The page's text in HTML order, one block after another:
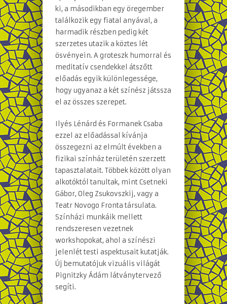
ki, a másodikban egy öregember
találkozik egy fiatal anyával, a
harmadik részben pedig két
szerzetes utazik a köztes lét
ösvényein. A groteszk humorral és
meditatív csendekkel átszőtt
előadás egyik különlegessége,
hogy ugyanaz a két színész játssza
el az összes szerepet.
Ilyés Lénárd és Formanek Csaba
ezzel az előadással kívánja
összegezni az elmúlt években a
fizikai színház területén szerzett
tapasztalatait. Többek között olyan
alkotóktól tanultak, mint Csetneki
Gábor, Oleg Zsukovszkij, vagy a
Teatr Novogo Fronta társulata.
Színházi munkáik mellett
rendszeresen vezetnek
workshopokat, ahol a színészi
jelenlét testi aspektusait kutatják.
Új bemutatójuk vizuális világát
Pignitzky Ádám látványtervező
segíti.